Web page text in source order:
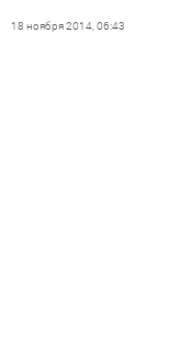
18 ноября 2014, 06:43